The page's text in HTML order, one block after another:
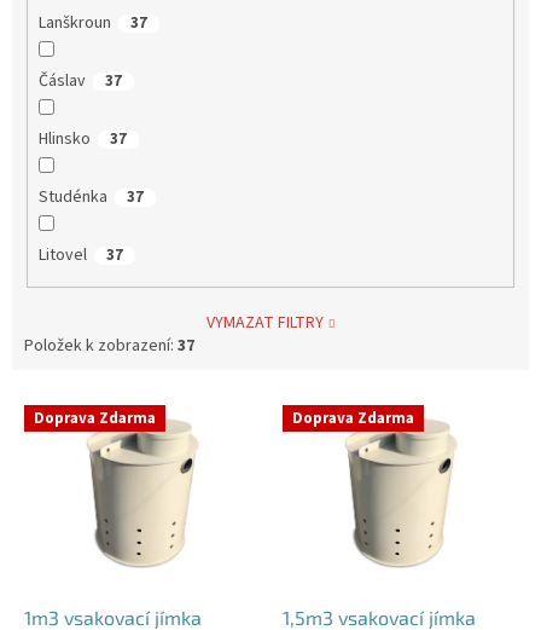
Lanškroun 37
Čáslav 37
Hlinsko 37
Studénka 37
Litovel 37
VYMAZAT FILTRY
Položek k zobrazení: 37
V Doprava Zdarma
1m3 vsakovací jímka
Doprava Zdarma
1,5m3 vsakovací jímka